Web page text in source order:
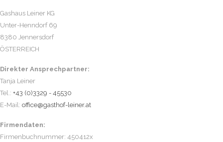
Gashaus Leiner KG
Unter-Henndorf 69
8380 Jennersdorf
ÖSTERREICH
Direkter Ansprechpartner:
Tanja Leiner
Tel.: +43 (0)3329 - 45530
E-Mail:
Firmendaten:
Firmenbuchnummer: 450412x